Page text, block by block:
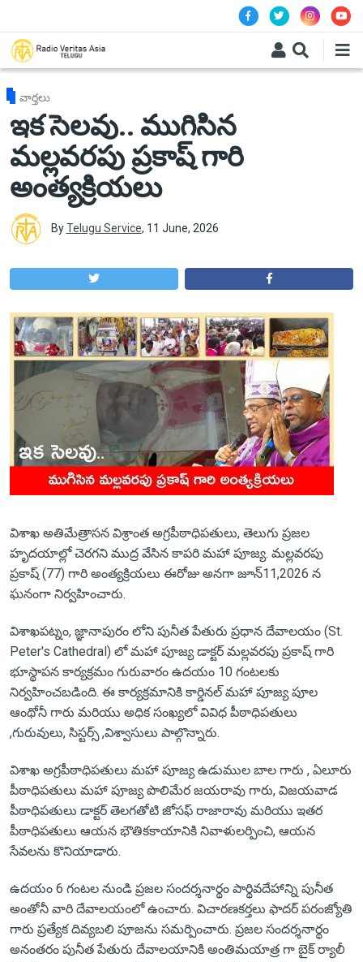
వార్తలు
ఇక సెలవు.. ముగిసిన
మల్లవరపు ప్రకాష్ గారి
అంత్యక్రియలు
ByTelugu Service, 11 June, 2026
విశాఖ అతిమేత్రాసన విశ్రాంత అగ్రపీఠాధిపతులు, తెలుగు ప్రజల
హృదయాల్లో చెరగని ముద్ర వేసిన కాపరి మహా పూజ్య. మల్లవరపు
ప్రకాష్ (77) గారి అంత్యక్రియలు ఈరోజు అనగా జూన్11,2026 న
ఘనంగా నిర్వహించారు.
విశాఖపట్నం, జ్ఞానాపురం లోని పునీత పేతురు ప్రధాన దేవాలయం (St.
Peter's Cathedral) లో మహా పూజ్య డాక్టర్ మల్లవరపు ప్రకాష్ గారి
భూస్థాపన కార్యక్రమం గురువారం ఉదయం 10 గంటలకు
నిర్వహించబడింది. ఈ కార్యక్రమానికి కార్డినల్ మహా పూజ్య పూల
ఆంథోనీ గారు మరియు అధిక సంఖ్యలో వివిధ పీఠాధిపతులు
,గురువులు, సిస్టర్స్ ,విశ్వాసులు పాల్గొన్నారు.
విశాఖ అగ్రపీఠాధిపతులు మహా పూజ్య ఉడుముల బాల గారు , ఏలూరు
పీఠాధిపతులు మహా పూజ్య పొలిమేర జయరావు గారు, విజయవాడ
పీఠాధిపతులు డాక్టర్ తెలగతోటి జోసఫ్ రాజారావు మరియు ఇతర
పీఠాధిపతులు ఆయన భౌతికకాయానికి నివాళులర్పించి, ఆయన
సేవలను కొనియాడారు.
ఉదయం 6 గంటల నుండి ప్రజల సందర్శనార్థం పార్థివదేహాన్ని పునీత
అంతోనీ వారి దేవాలయంలో ఉంచారు. విచారణకర్తలు ఫాదర్ పరంజ్యోతి
గారు ప్రత్యేక దివ్యబలి పూజను సమర్పించారు. ప్రజల సందర్శనార్థం
అనంతరం పునీత పేతురు దేవాలయానికి అంతిమయాత్ర గా బైక్ ర్యాలీ